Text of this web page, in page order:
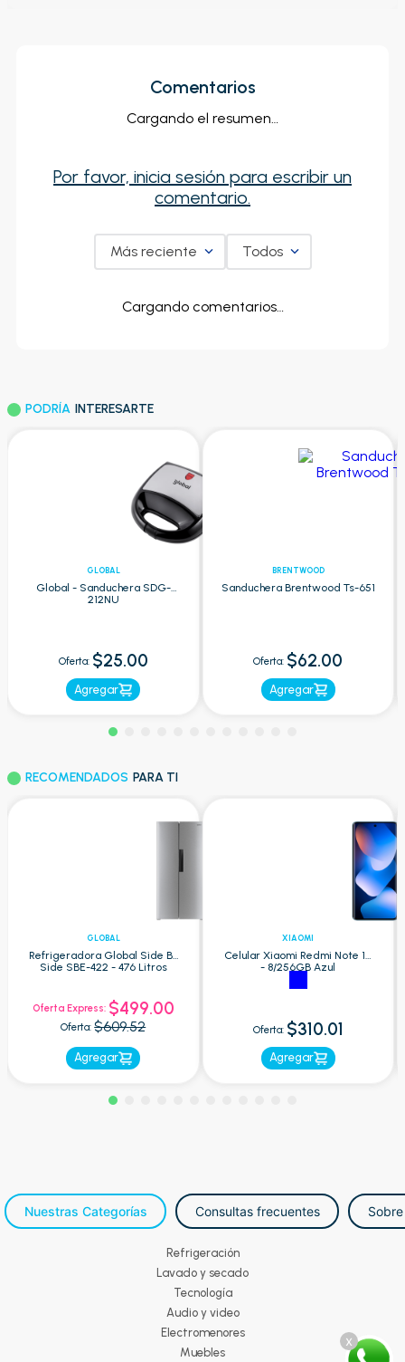
x
Comentarios
Cargando el resumen…
Por favor, inicia sesión para escribir un
comentario.
Más reciente Todos
Cargando comentarios…
PODRÍA INTERESARTE
GLOBAL
Global - Sanduchera SDG-
212NU
Oferta: $25.00
Agregar
BRENTWOOD
Sanduchera Brentwood Ts-651
Oferta: $62.00
Agregar
RECOMENDADOS PARA TI
GLOBAL
Refrigeradora Global Side By
Side SBE-422 - 476 Litros
Oferta Express: $499.00
Oferta: $609.52
Agregar
XIAOMI
Celular Xiaomi Redmi Note 15
- 8/256GB Azul
Oferta: $310.01
Agregar
Nuestras Categorías Consultas frecuentes
Refrigeración
Lavado y secado
Tecnología
Audio y video
Electromenores
Muebles